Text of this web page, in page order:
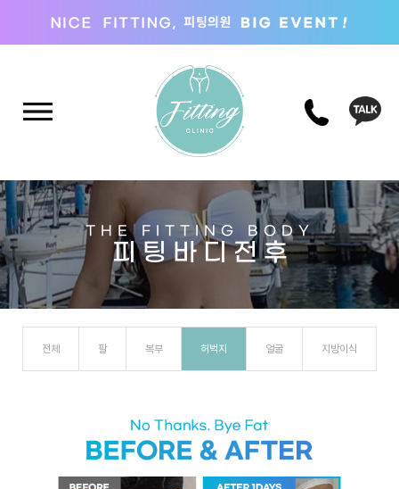
THE FITTING BODY
피 팅 바 디 전 후
전체 팔 복부 허벅지 얼굴 지방이식